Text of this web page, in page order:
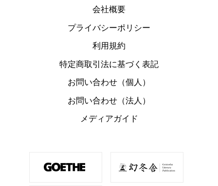
会社概要
プライバシーポリシー
利用規約
特定商取引法に基づく表記
お問い合わせ（個人）
お問い合わせ（法人）
メディアガイド